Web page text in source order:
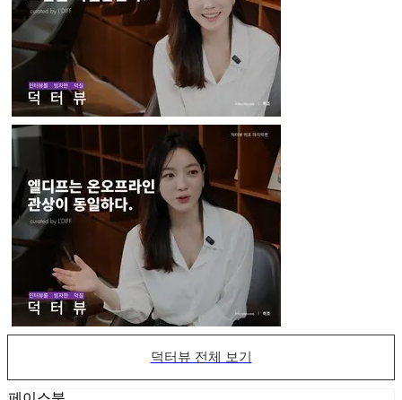
덕터뷰 전체 보기